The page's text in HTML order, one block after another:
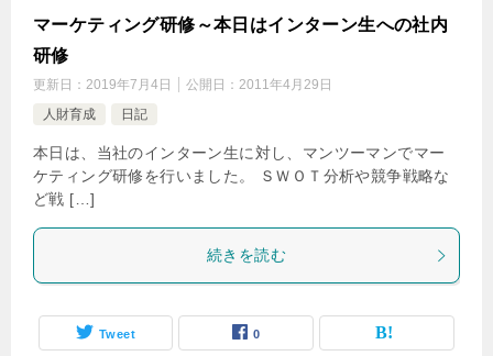
マーケティング研修～本日はインターン生への社内
研修
更新日： 2019年7月4日 公開日： 2011年4月29日
人財育成
日記
本日は、当社のインターン生に対し、マンツーマンでマー
ケティング研修を行いました。 ＳＷＯＴ分析や競争戦略な
ど戦 […]
続きを読む
Tweet 0